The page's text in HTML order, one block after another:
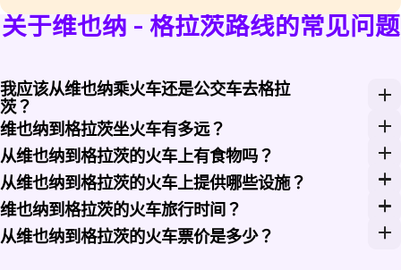
关于维也纳 - 格拉茨路线的常见问题
我应该从维也纳乘火车还是公交车去格拉
茨？
与公交车相比，火车提供了更高的舒适度和更美的景色
维也纳到格拉茨坐火车有多远？
维也纳到格拉茨坐火车的距离大约为200公里。
从维也纳到格拉茨的火车上有食物吗？
是的，从维也纳到格拉茨的Railjet火车上提供车上用餐
从维也纳到格拉茨的火车上提供哪些设施？
从维也纳到格拉茨的火车，尤其是Railjet服务，提供舒
维也纳到格拉茨的火车旅行时间？
从维也纳到格拉茨的火车旅程大约需要2.5到3小时，具
从维也纳到格拉茨的火车票价是多少？